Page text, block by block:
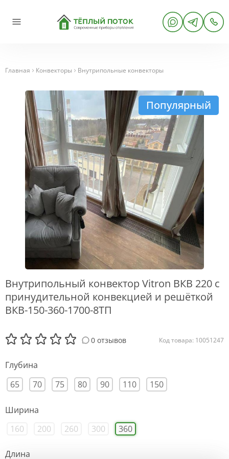
Главная Конвекторы Внутрипольные конвекторы
Популярный
Внутрипольный конвектор Vitron ВКВ 220 с
принудительной конвекцией и решёткой
ВКВ-150-360-1700-8ТП
0 отзывов Код товара: 10051247
Глубина
65
70 75 80 90 110 150
Ширина
160
200 260 300 360
Длина